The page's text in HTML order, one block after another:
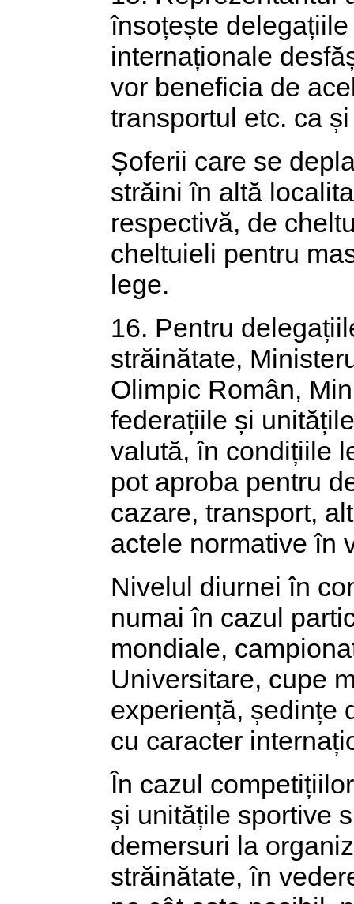
însoțește
internaționale
vor beneficia de
transportul etc. ca
Șoferii care se
străini în altă
respectivă, de
cheltuieli pentru
lege.
16. Pentru
străinătate,
Olimpic Român,
federațiile și
valută, în condițiile
pot aproba pentru
cazare, transport,
actele normative în
Nivelul diurnei în
numai în cazul
mondiale,
Universitare, cupe
experiență, ședințe
cu caracter
În cazul
și unitățile sportive
demersuri la
străinătate, în